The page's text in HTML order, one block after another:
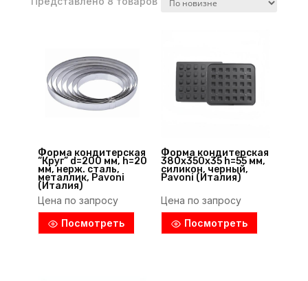
Форма кондитерская
“Круг” d=200 мм, h=20
мм, нерж. сталь,
металлик, Pavoni
(Италия)
Цена по запросу
Посмотреть
Форма кондитерская
380х350х35 h=55 мм,
силикон, черный,
Pavoni (Италия)
Цена по запросу
Посмотреть